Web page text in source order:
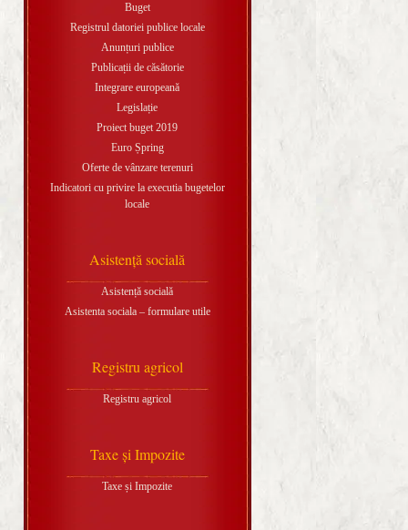
Buget
Registrul datoriei publice locale
Anunțuri publice
Publicații de căsătorie
Integrare europeană
Legislație
Proiect buget 2019
Euro Șpring
Oferte de vânzare terenuri
Indicatori cu privire la executia bugetelor
locale
Asistență socială
Asistență socială
Asistenta sociala – formulare utile
Registru agricol
Registru agricol
Taxe și Impozite
Taxe și Impozite